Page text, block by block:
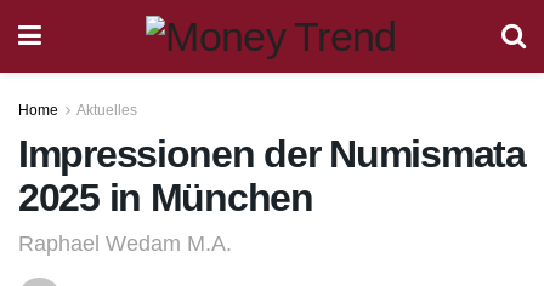
Home Aktuelles
Impressionen der Numismata
2025 in München
Raphael Wedam M.A.